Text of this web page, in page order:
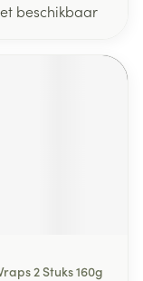
beschikbaar
2 Stuks 160g